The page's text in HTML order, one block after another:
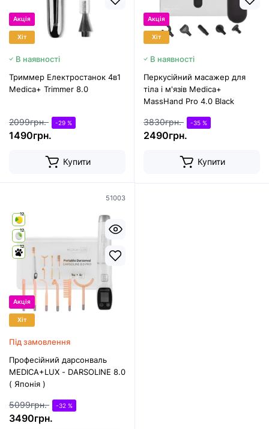
Акція
Хіт
В наявності
Триммер Електростанок 4в1
Medica+ Trimmer 8.0
2099грн. -29 %
1490грн.
Купити
Акція
Хіт
В наявності
Перкусійний масажер для
тіла і м'язів Medica+
MassHand Pro 4.0 Black
3830грн. -35 %
2490грн.
Купити
51003
12
12
12
Акція
Хіт
Під замовлення
Професійний дарсонваль
MEDICA+LUX - DARSOLINE 8.0
( Японія )
5099грн. -32 %
3490грн.